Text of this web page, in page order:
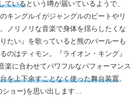
ているという噂が届いているようで、
キングルイがジャングルのビートやリ
ノリノリな音楽で身体を揺らしたくな
たい』を歌っていると熊のバールーも
のはティモン。『ライオン・キング』
楽に合わせてパワフルなパフォーマンス
を上下余すことなく使った舞台装置。
ョー)を思い出します…